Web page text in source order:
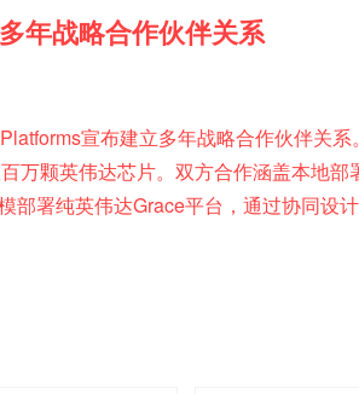
年战略合作伙伴关系
宣布建立多年战略合作伙伴关
万颗英伟达芯片。双方合作涵盖本地
部署纯英伟达Grace平台，通过协同设